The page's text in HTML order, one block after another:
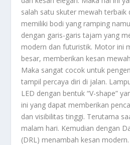
salah satu skuter mewah terbaik
memiliki bodi yang ramping
dengan garis-garis tajam yang
modern dan futuristik. Motor ini
besar, memberikan kesan
Maka sangat cocok untuk
tampil percaya diri di jalan.
LED dengan bentuk “V-shape”
ini yang dapat memberikan
dan visibilitas tinggi. Terutama
malam hari. Kemudian dengan
(DRL) menambah kesan modern.